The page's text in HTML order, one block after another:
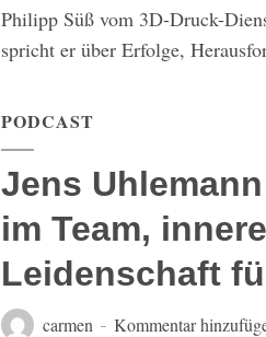
Philipp Süß vom 3D-Druck-
spricht er über Erfolge,
PODCAST
Jens
im Team,
Leidenschaft
carmen Kommentar